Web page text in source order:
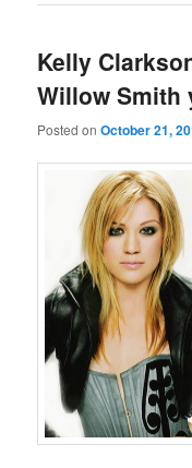
Kelly
Willow Smith
Posted onOctober 21,